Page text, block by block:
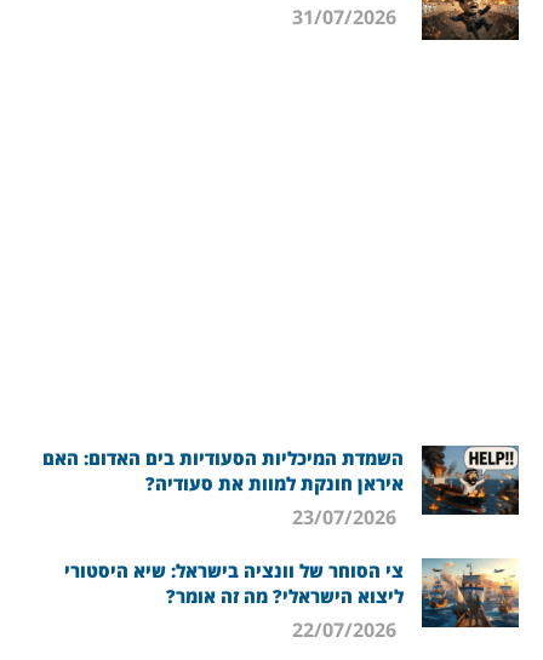
השמדת המיכליות הסעודיות בים האדום: האם
איראן חונקת למוות את סעודיה?
צי הסוחר של וונציה בישראל: שיא היסטורי
ליצוא הישראלי? מה זה אומר?